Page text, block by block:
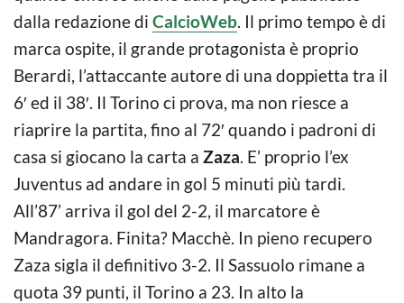
dalla redazione di CalcioWeb. Il primo tempo è di
marca ospite, il grande protagonista è proprio
Berardi, l’attaccante autore di una doppietta tra il
6′ ed il 38′. Il Torino ci prova, ma non riesce a
riaprire la partita, fino al 72′ quando i padroni di
casa si giocano la carta a Zaza. E’ proprio l’ex
Juventus ad andare in gol 5 minuti più tardi.
All’87’ arriva il gol del 2-2, il marcatore è
Mandragora. Finita? Macchè. In pieno recupero
Zaza sigla il definitivo 3-2. Il Sassuolo rimane a
quota 39 punti, il Torino a 23. In alto la